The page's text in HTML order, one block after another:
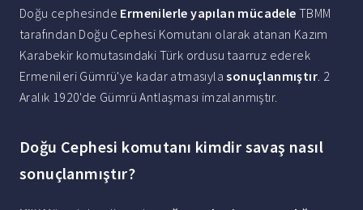
Doğu cephesinde Ermenilerle yapılan mücadele TBMM
tarafından Doğu Cephesi Komutanı olarak atanan Kazım
Karabekir komutasındaki Türk ordusu taarruz ederek
Ermenileri Gümrü'ye kadar atmasıylasonuçlanmıştır. 2
Aralık 1920'de Gümrü Antlaşması imzalanmıştır.
Doğu Cephesi komutanı kimdir savaş nasıl
sonuçlanmıştır?